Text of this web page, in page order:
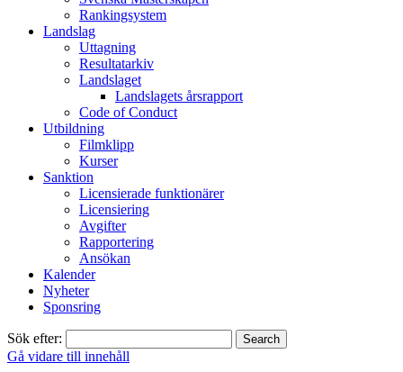
Rankingsystem
Landslag
Uttagning
Resultatarkiv
Landslaget
Landslagets årsrapport
Code of Conduct
Utbildning
Filmklipp
Kurser
Sanktion
Licensierade funktionärer
Licensiering
Avgifter
Rapportering
Ansökan
Kalender
Nyheter
Sponsring
Sök efter:
Gå vidare till innehåll